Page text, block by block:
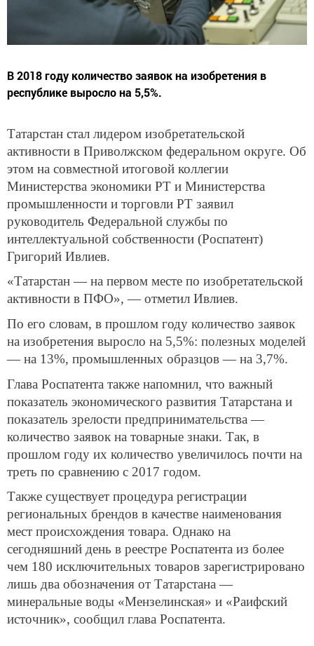
В 2018 году количество заявок на изобретения в
республике выросло на 5,5%.
Татарстан стал лидером изобретательской
активности в Приволжском федеральном округе. Об
этом на совместной итоговой коллегии
Министерства экономики РТ и Министерства
промышленности и торговли РТ заявил
руководитель Федеральной службы по
интеллектуальной собственности (Роспатент)
Григорий Ивлиев.
«Татарстан — на первом месте по изобретательской
активности в ПФО», — отметил Ивлиев.
По его словам, в прошлом году количество заявок
на изобретения выросло на 5,5%: полезных моделей
— на 13%, промышленных образцов — на 3,7%.
Глава Роспатента также напомнил, что важный
показатель экономического развития Татарстана и
показатель зрелости предпринимательства —
количество заявок на товарные знаки. Так, в
прошлом году их количество увеличилось почти на
треть по сравнению с 2017 годом.
Также существует процедура регистрации
региональных брендов в качестве наименования
мест происхождения товара. Однако на
сегодняшний день в реестре Роспатента из более
чем 180 исключительных товаров зарегистрировано
лишь два обозначения от Татарстана —
минеральные воды «Мензелинская» и «Раифский
источник», сообщил глава Роспатента.